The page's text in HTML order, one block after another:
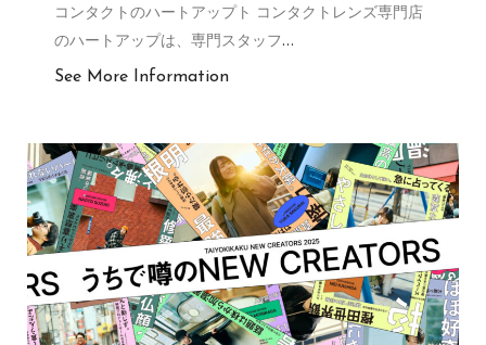
コンタクトのハートアップト コンタクトレンズ専門店
のハートアップは、専門スタッフ…
See More Information